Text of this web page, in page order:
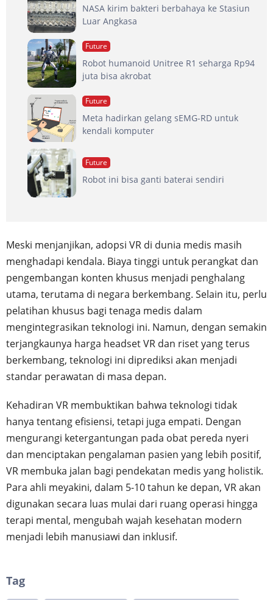
NASA kirim bakteri berbahaya ke Stasiun
Luar Angkasa
Future
Robot humanoid Unitree R1 seharga Rp94
juta bisa akrobat
Future
Meta hadirkan gelang sEMG-RD untuk
kendali komputer
Future
Robot ini bisa ganti baterai sendiri
Meski menjanjikan, adopsi VR di dunia medis masih
menghadapi kendala. Biaya tinggi untuk perangkat dan
pengembangan konten khusus menjadi penghalang
utama, terutama di negara berkembang. Selain itu, perlu
pelatihan khusus bagi tenaga medis dalam
mengintegrasikan teknologi ini. Namun, dengan semakin
terjangkaunya harga headset VR dan riset yang terus
berkembang, teknologi ini diprediksi akan menjadi
standar perawatan di masa depan.
Kehadiran VR membuktikan bahwa teknologi tidak
hanya tentang efisiensi, tetapi juga empati. Dengan
mengurangi ketergantungan pada obat pereda nyeri
dan menciptakan pengalaman pasien yang lebih positif,
VR membuka jalan bagi pendekatan medis yang holistik.
Para ahli meyakini, dalam 5-10 tahun ke depan, VR akan
digunakan secara luas mulai dari ruang operasi hingga
terapi mental, mengubah wajah kesehatan modern
menjadi lebih manusiawi dan inklusif.
Tag